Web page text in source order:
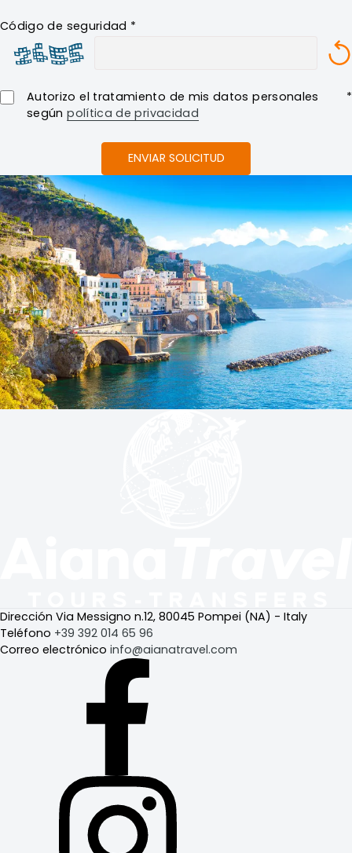
Código de seguridad *
Autorizo ​​el tratamiento de mis datos personales
segúnpolítica de privacidad
*
ENVIAR SOLICITUD
Dirección Via Messigno n.12, 80045 Pompei (NA) - Italy
Teléfono +39 392 014 65 96
Correo electrónico info@aianatravel.com